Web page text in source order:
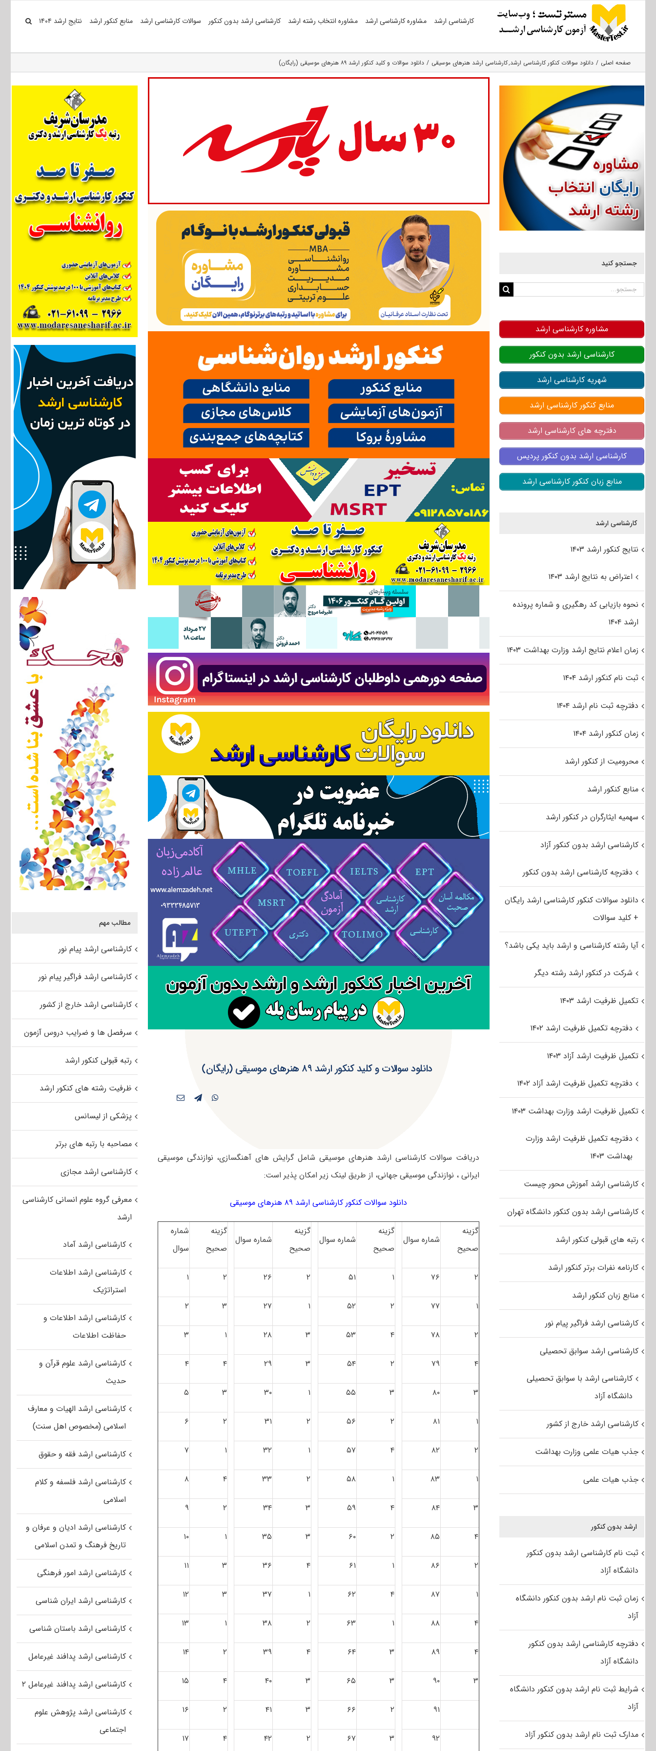
کارشناسی ارشد مشاوره کارشناسی ارشد مشاوره انتخاب رشته ارشد کارشناسی ارشد بدون کنکور سوالات کارشناسی ارشد منابع کنکور ارشد نتایج ارشد ۱۴۰۴
صفحه اصلی دانلود سوالات کنکور کارشناسی ارشد کارشناسی ارشد هنرهای موسیقی دانلود سوالات و کلید کنکور ارشد ۸۹ هنرهای موسیقی (رایگان)
دانلود سوالات و کلید کنکور ارشد ۸۹ هنرهای موسیقی (رایگان)
دریافت سوالات کارشناسی ارشد هنرهای موسیقی شامل گرایش های آهنگسازی، نوازندگی موسیقی
ایرانی ، نوازندگی موسیقی جهانی، از طریق لینک زیر امکان پذیر است:
دانلود سوالات کنکور کارشناسی ارشد ۸۹ هنرهای موسیقی
گزینه
صحیح
شماره سوال
گزینه
صحیح
شماره سوال
گزینه
صحیح
شماره سوال
گزینه
صحیح
شماره
سوال
۲ ۷۶ ۱ ۵۱ ۲ ۲۶ ۲ ۱
۱ ۷۷ ۲ ۵۲ ۱ ۲۷ ۳ ۲
۲ ۷۸ ۴ ۵۳ ۳ ۲۸ ۱ ۳
۴ ۷۹ ۲ ۵۴ ۳ ۲۹ ۴ ۴
۳ ۸۰ ۳ ۵۵ ۱ ۳۰ ۳ ۵
۱ ۸۱ ۲ ۵۶ ۲ ۳۱ ۲ ۶
۲ ۸۲ ۴ ۵۷ ۱ ۳۲ ۱ ۷
۱ ۸۳ ۱ ۵۸ ۲ ۳۳ ۴ ۸
۳ ۸۴ ۴ ۵۹ ۳ ۳۴ ۲ ۹
۴ ۸۵ ۲ ۶۰ ۳ ۳۵ ۱ ۱۰
۲ ۸۶ ۱ ۶۱ ۴ ۳۶ ۳ ۱۱
۱ ۸۷ ۴ ۶۲ ۱ ۳۷ ۳ ۱۲
۴ ۸۸ ۱ ۶۳ ۲ ۳۸ ۱ ۱۳
۴ ۸۹ ۳ ۶۴ ۴ ۳۹ ۲ ۱۴
۳ ۹۰ ۳ ۶۵ ۳ ۴۰ ۴ ۱۵
۹۱ ۲ ۶۶ ۳ ۴۱ ۲ ۱۶
۹۲ ۳ ۶۷ ۲ ۴۲ ۴ ۱۷
مطالب مهم
کارشناسی ارشد پیام نور
کارشناسی ارشد فراگیر پیام نور
کارشناسی ارشد خارج از کشور
سرفصل ها و ضرایب دروس آزمون
رتبه قبولی کنکور ارشد
ظرفیت رشته های کنکور ارشد
پزشکی از لیسانس
مصاحبه با رتبه های برتر
کارشناسی ارشد مجازی
معرفی گروه علوم انسانی کارشناسی
ارشد
کارشناسی ارشد آماد
کارشناسی ارشد اطلاعات
استراتژیک
کارشناسی ارشد اطلاعات و
حفاظت اطلاعات
کارشناسی ارشد علوم قرآن و
حدیث
کارشناسی ارشد الهیات و معارف
اسلامی (مخصوص اهل سنت)
کارشناسی ارشد فقه و حقوق
کارشناسی ارشد فلسفه و کلام
اسلامی
کارشناسی ارشد ادیان و عرفان و
تاریخ فرهنگ و تمدن اسلامی
کارشناسی ارشد امور فرهنگی
کارشناسی ارشد ایران شناسی
کارشناسی ارشد باستان شناسی
کارشناسی ارشد پدافند غیرعامل
کارشناسی ارشد پدافند غیرعامل ۲
کارشناسی ارشد پژوهش علوم
اجتماعی
جستجو کنید
جستجو
مشاوره کارشناسی ارشد
کارشناسی ارشد بدون کنکور
شهریه کارشناسی ارشد
منابع کنکور کارشناسی ارشد
دفترچه های کارشناسی ارشد
کارشناسی ارشد بدون کنکور پردیس
منابع زبان کنکور کارشناسی ارشد
کارشناسی ارشد
نتایج کنکور ارشد ۱۴۰۳
اعتراض به نتایج ارشد ۱۴۰۳
نحوه بازیابی کد رهگیری و شماره پرونده
ارشد ۱۴۰۴
زمان اعلام نتایج ارشد وزارت بهداشت ۱۴۰۳
ثبت نام کنکور ارشد ۱۴۰۴
دفترچه ثبت نام ارشد ۱۴۰۴
زمان کنکور ارشد ۱۴۰۴
محرومیت از کنکور ارشد
منابع کنکور ارشد
سهمیه ایثارگران در کنکور ارشد
کارشناسی ارشد بدون کنکور آزاد
دفترچه کارشناسی ارشد بدون کنکور
دانلود سوالات کنکور کارشناسی ارشد رایگان
+ کلید سوالات
آیا رشته کارشناسی و ارشد باید یکی باشد؟
شرکت در کنکور ارشد رشته دیگر
تکمیل ظرفیت ارشد ۱۴۰۳
دفترچه تکمیل ظرفیت ارشد ۱۴۰۲
تکمیل ظرفیت ارشد آزاد ۱۴۰۳
دفترچه تکمیل ظرفیت ارشد آزاد ۱۴۰۲
تکمیل ظرفیت ارشد وزارت بهداشت ۱۴۰۳
دفترچه تکمیل ظرفیت ارشد وزارت
بهداشت ۱۴۰۳
کارشناسی ارشد آموزش محور چیست
کارشناسی ارشد بدون کنکور دانشگاه تهران
رتبه های قبولی کنکور ارشد
کارنامه نفرات برتر کنکور ارشد
منابع زبان کنکور ارشد
کارشناسی ارشد فراگیر پیام نور
کارشناسی ارشد سوابق تحصیلی
کارشناسی ارشد با سوابق تحصیلی
دانشگاه آزاد
کارشناسی ارشد خارج از کشور
جذب هیات علمی وزارت بهداشت
جذب هیات علمی
ارشد بدون کنکور
ثبت نام کارشناسی ارشد بدون کنکور
دانشگاه آزاد
زمان ثبت نام ارشد بدون کنکور دانشگاه
آزاد
دفترچه کارشناسی ارشد بدون کنکور
دانشگاه آزاد
شرایط ثبت نام ارشد بدون کنکور دانشگاه
آزاد
مدارک ثبت نام ارشد بدون کنکور آزاد